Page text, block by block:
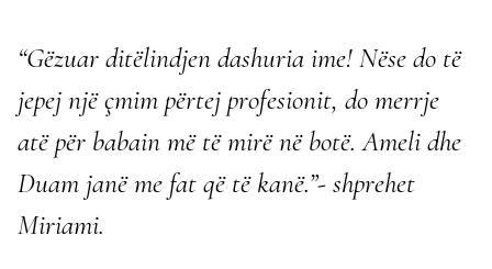
“Gëzuar ditëlindjen dashuria ime! Nëse do të
jepej një çmim përtej profesionit, do merrje
atë për babain më të mirë në botë. Ameli dhe
Duam janë me fat që të kanë.”- shprehet
Miriami.